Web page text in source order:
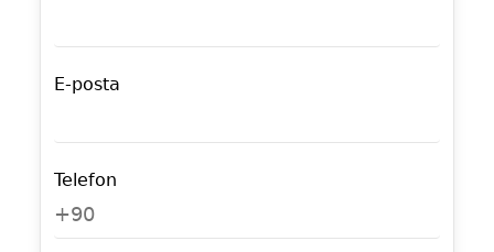
E-posta
Telefon
+90